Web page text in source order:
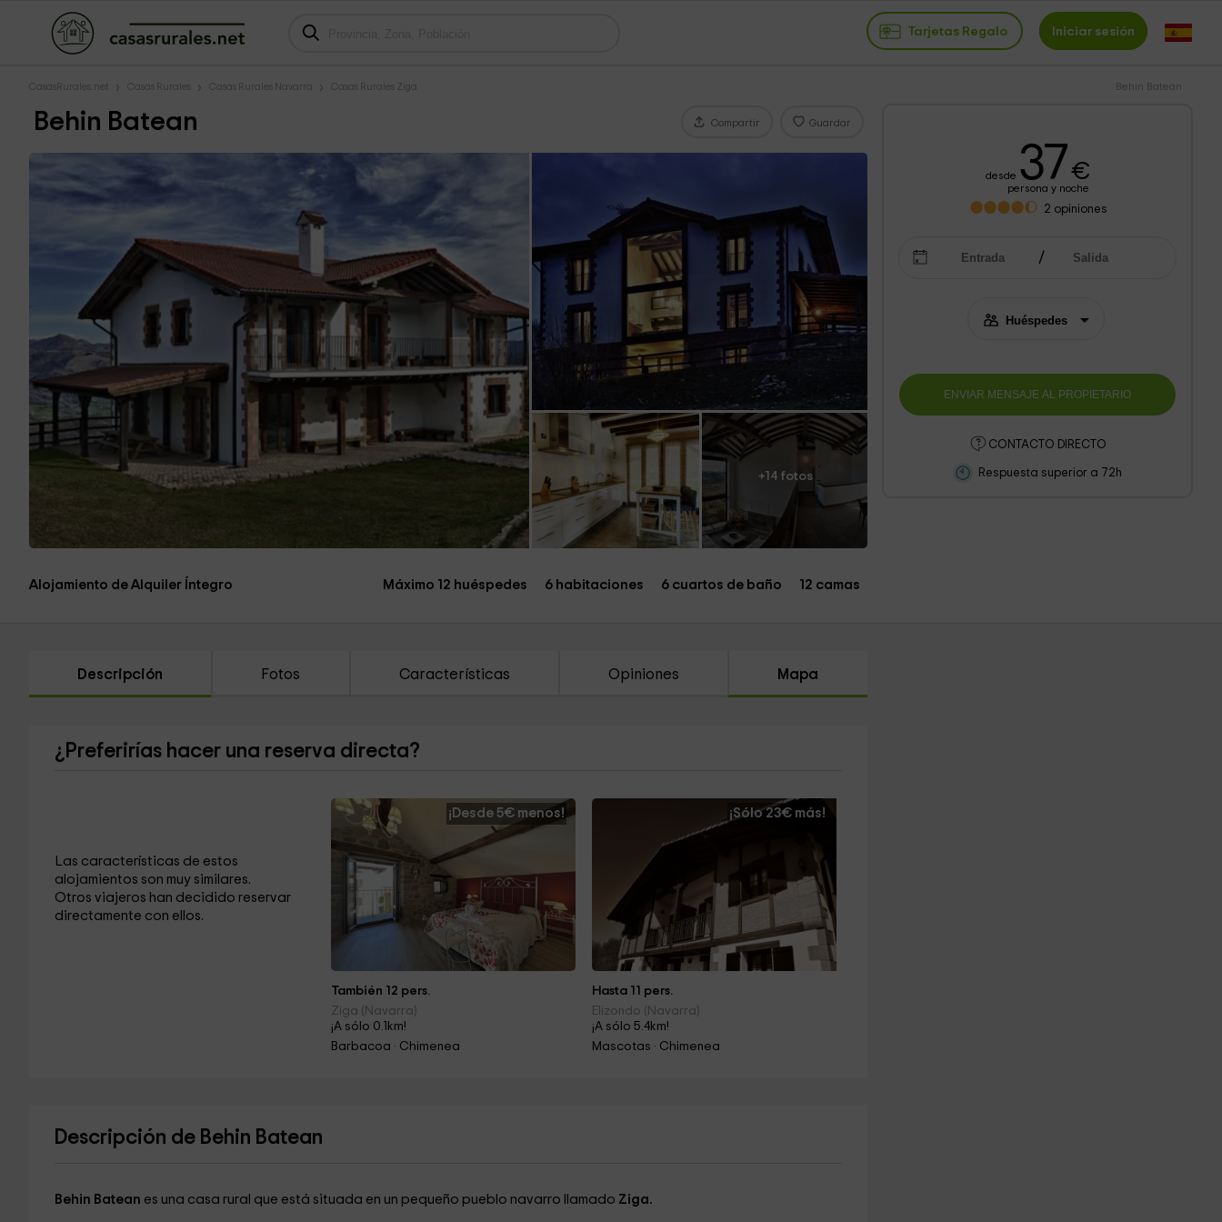
Tarjetas Regalo Iniciar sesión
CasasRurales.net Casas Rurales Casas Rurales Navarra Casas Rurales Ziga Behin Batean
Behin Batean Compartir Guardar
+14 fotos
desde 37€
persona y noche
2 opiniones
CONTACTO DIRECTO
Respuesta superior a 72h
Alojamiento de Alquiler Íntegro Máximo 12 huéspedes 6 habitaciones 6 cuartos de baño 12 camas
Descripción Fotos Características Opiniones Mapa
¿Preferirías hacer una reserva directa?
Las características de estos
alojamientos son muy similares.
Otros viajeros han decidido reservar
directamente con ellos.
¡Desde 5€ menos!
También 12 pers.
Ziga (Navarra)
¡A sólo 0.1km!
Barbacoa · Chimenea
¡Sólo 23€ más!
Hasta 11 pers.
Elizondo (Navarra)
¡A sólo 5.4km!
Mascotas · Chimenea
Descripción de Behin Batean
Behin Batean es una casa rural que está situada en un pequeño pueblo navarro llamado Ziga.